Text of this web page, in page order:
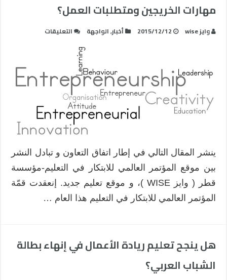
مهارات الخريجين ومتطلبات العمل؟
وايز wise 2015/12/12 أخبار,الواجهة التعليقات
الأعمال
معالجة
بين
الخريجين
ومتطلبات
العمل؟
مغلقة
ينشر المقال التالي في إطار اتفاق التعاون و تبادل النشر
بين موقع المؤتمر العالمي للابتكار في التعليم-مؤسسة
قطر ( وايز WISE )، و موقع تعليم جديد. إنعقدت قمّة
المؤتمر العالمي للابتكار في التعليم هذا العام …
هل ينجح تعليم ريادة الأعمال في إنهاء بطالة
الشباب العربي؟